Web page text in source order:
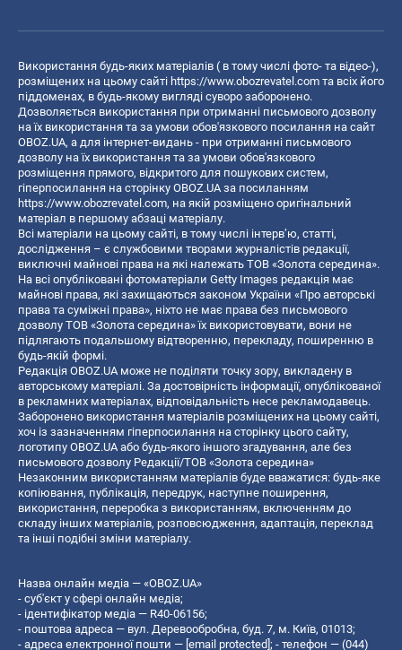
Використання будь-яких матеріалів ( в тому числі фото- та відео-),
розміщених на цьому сайті https://www.obozrevatel.com та всіх його
піддоменах, в будь-якому вигляді суворо заборонено.
Дозволяється використання при отриманні письмового дозволу
на їх використання та за умови обов'язкового посилання на сайт
OBOZ.UA, а для інтернет-видань - при отриманні письмового
дозволу на їх використання та за умови обов'язкового
розміщення прямого, відкритого для пошукових систем,
гіперпосилання на сторінку OBOZ.UA за посиланням
https://www.obozrevatel.com, на якій розміщено оригінальний
матеріал в першому абзаці матеріалу.
Всі матеріали на цьому сайті, в тому числі інтерв’ю, статті,
дослідження – є службовими творами журналістів редакції,
виключні майнові права на які належать ТОВ «Золота середина».
На всі опубліковані фотоматеріали Getty Images редакція має
майнові права, які захищаються законом України «Про авторські
права та суміжні права», ніхто не має права без письмового
дозволу ТОВ «Золота середина» їх використовувати, вони не
підлягають подальшому відтворенню, перекладу, поширенню в
будь-якій формі.
Редакція OBOZ.UA може не поділяти точку зору, викладену в
авторському матеріалі. За достовірність інформації, опублікованої
в рекламних матеріалах, відповідальність несе рекламодавець.
Заборонено використання матеріалів розміщених на цьому сайті,
хоч із зазначенням гіперпосилання на сторінку цього сайту,
логотипу OBOZ.UA або будь-якого іншого згадування, але без
письмового дозволу Редакції/ТОВ «Золота середина»
Незаконним використанням матеріалів буде вважатися: будь-яке
копiювання, публiкацiя, передрук, наступне поширення,
використання, переробка з використанням, включенням до
складу інших матеріалів, розповсюдження, адаптація, переклад
та інші подібні зміни матеріалу.
Назва онлайн медіа — «OBOZ.UA»
- суб'єкт у сфері онлайн медіа;
- ідентифікатор медіа — R40-06156;
- поштова адреса — вул. Деревообробна, буд. 7, м. Київ, 01013;
- адреса електронної пошти — [email protected]; - телефон — (044)